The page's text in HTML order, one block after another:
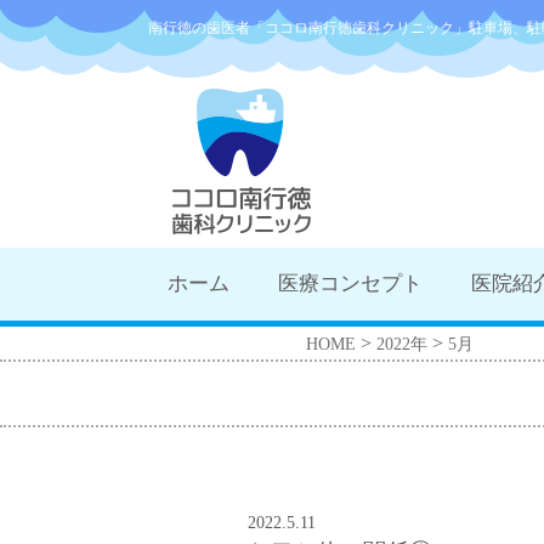
南行徳の歯医者「ココロ南行徳歯科クリニック」駐車場、
ホーム 医療コンセプト 医院紹
HOME > 2022年 > 5月
2022.5.11